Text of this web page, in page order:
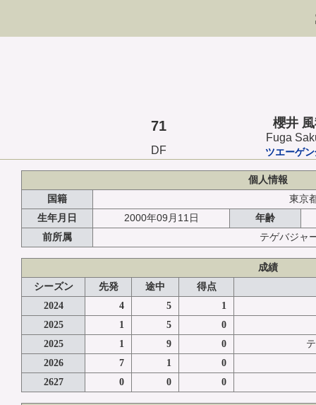
71 櫻井
Fuga
DF
ツエーゲ
個人情報
国籍
東京
生年月日
2000年09月11日
年齢
前所属
テゲバジャ
成績
シーズン
先発 途中
得点
2024
4 5 1
2025
1 5 0
2025
1 9 0
2026
7 1 0
2627
0 0 0